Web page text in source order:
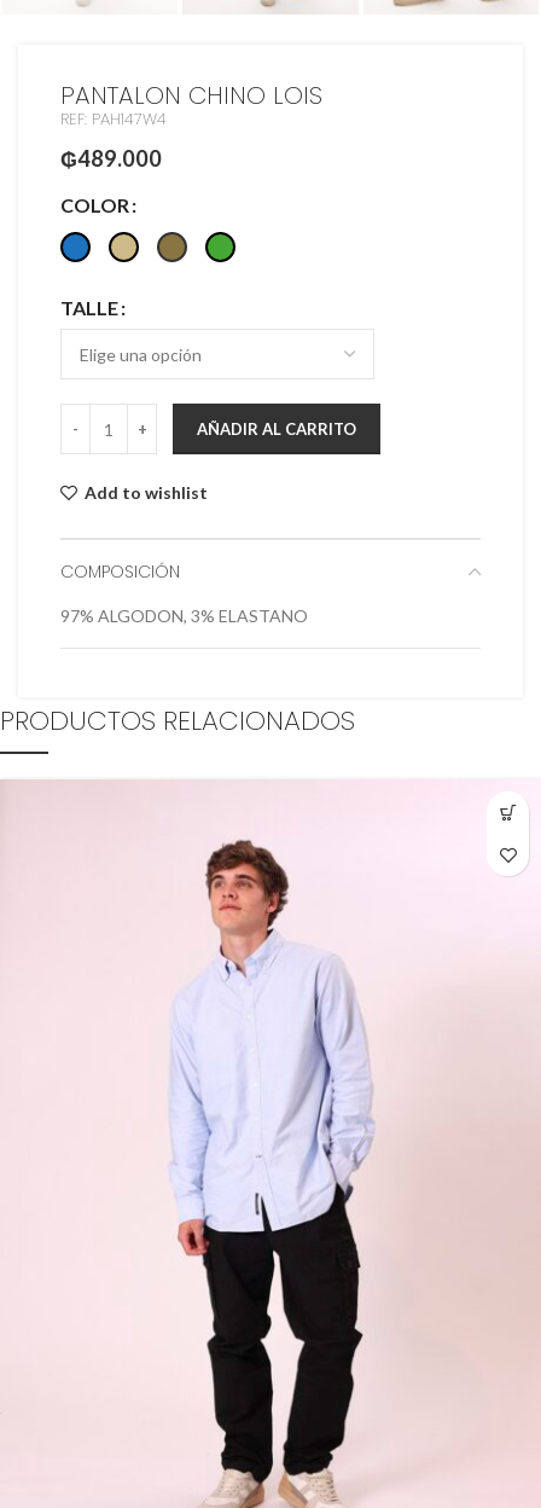
PANTALON CHINO LOIS
REF: PAH147W4
₲489.000
COLOR
TALLE
AÑADIR AL CARRITO
Add to wishlist
COMPOSICIÓN
97% ALGODON, 3% ELASTANO
PRODUCTOS RELACIONADOS